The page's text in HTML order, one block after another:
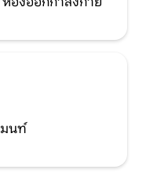
มนท์